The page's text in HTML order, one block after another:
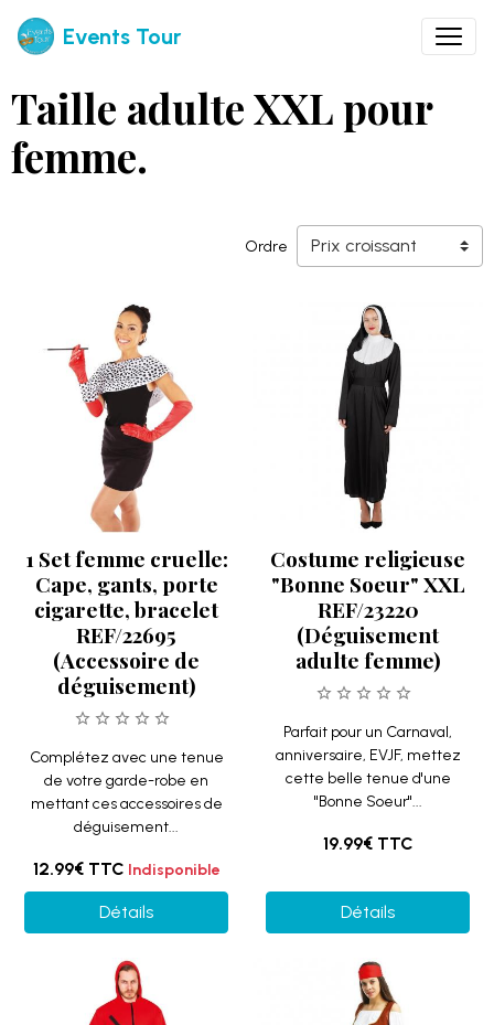
Events Tour
Taille adulte XXL pour
femme.
Ordre
1 Set femme cruelle:
Cape, gants, porte
cigarette, bracelet
REF/22695
(Accessoire de
déguisement)
Complétez avec une tenue
de votre garde-robe en
mettant ces accessoires de
déguisement...
12.99€ TTC Indisponible
Détails
Costume religieuse
"Bonne Soeur" XXL
REF/23220
(Déguisement
adulte femme)
Parfait pour un Carnaval,
anniversaire, EVJF, mettez
cette belle tenue d'une
"Bonne Soeur"...
19.99€ TTC
Détails